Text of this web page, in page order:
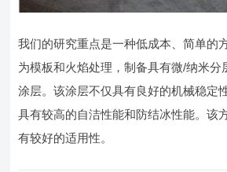
我们的研究重点是一种低成本、简单的
为模板和火焰处理，制备具有微/纳米分
涂层。该涂层不仅具有良好的机械稳定
具有较高的自洁性能和防结冰性能。该
有较好的适用性。